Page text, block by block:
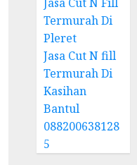
Termurah Di
Pleret
Jasa Cut N fill
Termurah Di
Kasihan
Bantul
088200638128
5